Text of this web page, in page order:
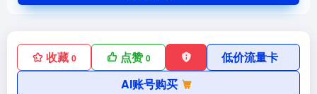
收藏 0 点赞0
低价流量卡
AI账号购买